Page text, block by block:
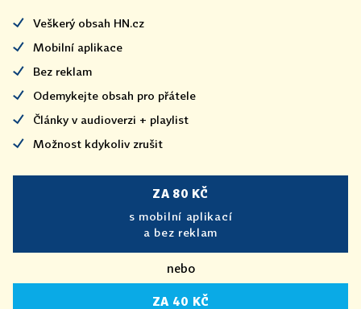
Veškerý obsah HN.cz
Mobilní aplikace
Bez reklam
Odemykejte obsah pro přátele
Články v audioverzi + playlist
Možnost kdykoliv zrušit
ZA 80 KČ
s mobilní aplikací
a bez reklam
nebo
ZA 40 KČ